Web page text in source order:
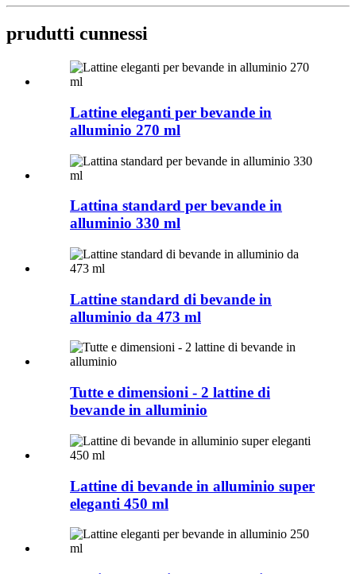
prudutti cunnessi
Lattine eleganti per bevande in
alluminio 270 ml
Lattina standard per bevande in
alluminio 330 ml
Lattine standard di bevande in
alluminio da 473 ml
Tutte e dimensioni - 2 lattine di
bevande in alluminio
Lattine di bevande in alluminio super
eleganti 450 ml